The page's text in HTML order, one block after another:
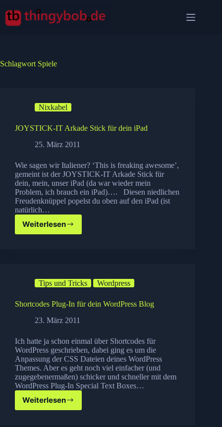
Inhalt
springen
Schlagwort Spiele
Nixkabel
JOYSTICK-IT Arkade Stick für dein iPad
25. März 2011
Wie sagen wir Italiener? ‘This is freaking awesome’,
gemeint ist der JOYSTICK-IT Arkade Stick für
dein, mein, unser iPad (da war wieder mein
Problem, ich brauch ein iPad)…. Diesen niedlichen
Freudenknüppel popelst du oben auf den iPad (ist
natürlich…
WeiterlesenJOYSTICK-
iPad
Tips und Tricks Wordpress
Shortcodes Plug-In für dein WordPress Blog
23. März 2011
Ich hatte ja schon einmal über Shortcodes für
WordPress geschrieben, dabei ging es um die
Anpassung der CSS Dateien deines WordPress
Themes. Aber es geht noch viel einfacher (und
zugegebenermaßen) schicker und schneller mit dem
WordPress Plug-In Special Text Boxes…
WeiterlesenShortcodes
Plug-